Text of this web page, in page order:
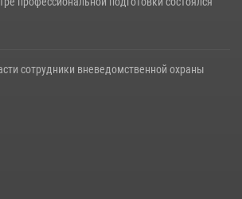
сотрудники вневедомственной охраны